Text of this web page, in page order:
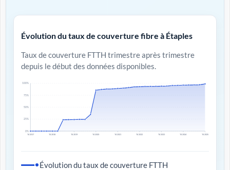
Évolution du taux de couverture fibre à Étaples
Taux de couverture FTTH trimestre après trimestre
depuis le début des données disponibles.
0%
25%
50%
75%
100%
T4 2017 T4 2018 T4 2019 T4 2020 T4 2021 T4 2022 T4 2023 T4 2024 T4 2025
Évolution du taux de couverture FTTH